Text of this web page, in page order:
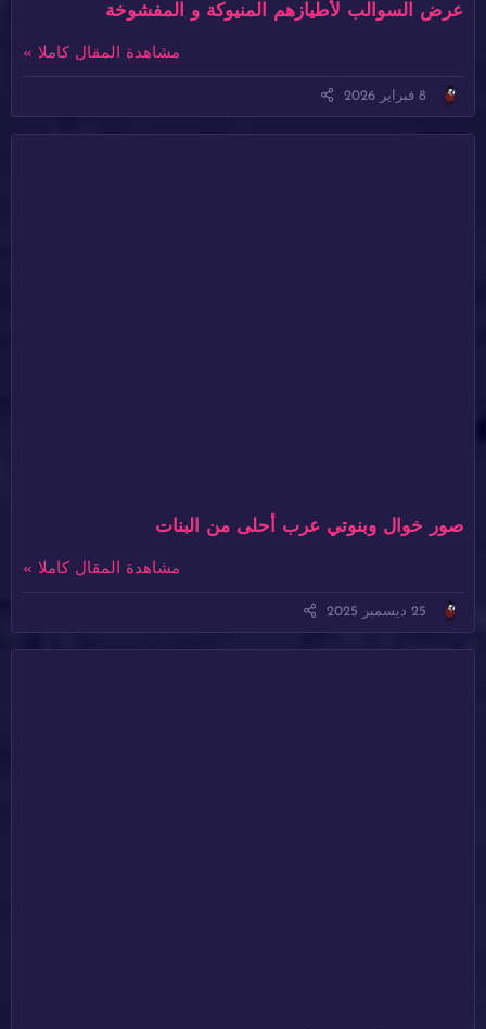
عرض السوالب لأطيازهم المنيوكة و المفشوخة
مشاهدة المقال كاملا »
8 فبراير 2026
صور خوال وبنوتي عرب أحلى من البنات
مشاهدة المقال كاملا »
25 ديسمبر 2025